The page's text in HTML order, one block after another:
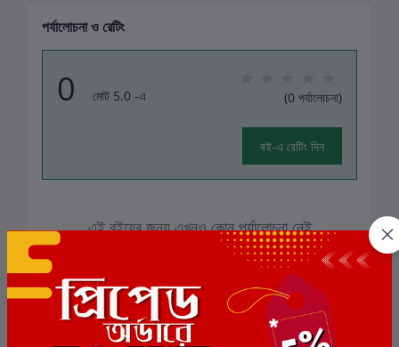
পর্যালোচনা ও রেটিং
0 মোট 5.0 -এ (0 পর্যালোচনা)
বই-এ রেটিং দিন
এই বইয়ের জন্য এখনও কোন পর্যালোচনা নেই
সংশ্লিষ্ট বই